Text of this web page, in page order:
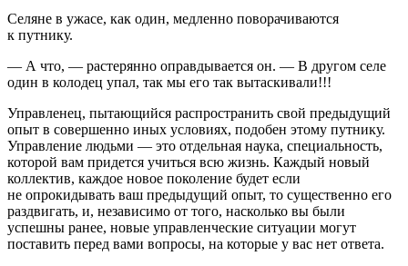
Селяне в ужасе, как один, медленно поворачиваются
к путнику.
— А что, — растерянно оправдывается он. — В другом селе
один в колодец упал, так мы его так вытаскивали!!!
Управленец, пытающийся распространить свой предыдущий
опыт в совершенно иных условиях, подобен этому путнику.
Управление людьми — это отдельная наука, специальность,
которой вам придется учиться всю жизнь. Каждый новый
коллектив, каждое новое поколение будет если
не опрокидывать ваш предыдущий опыт, то существенно его
раздвигать, и, независимо от того, насколько вы были
успешны ранее, новые управленческие ситуации могут
поставить перед вами вопросы, на которые у вас нет ответа.